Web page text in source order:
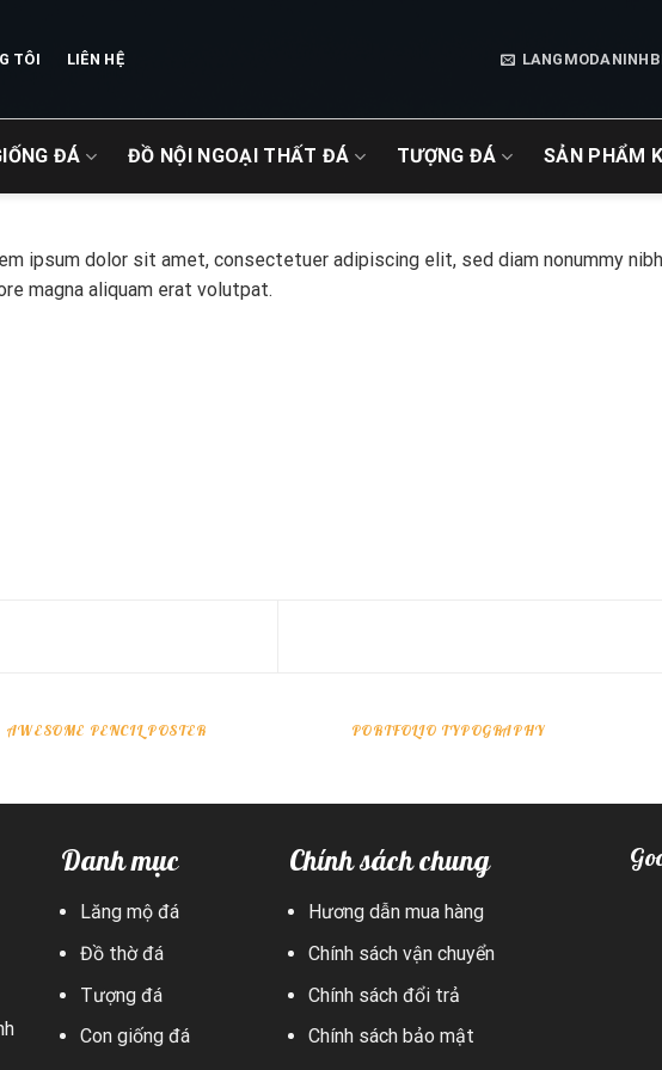
TÔI LIÊN HỆ
ĐÁ ĐỒ NỘI NGOẠI THẤT ĐÁ TƯỢNG ĐÁ SẢN PHẨM
ipsum dolor sit amet, consectetuer adipiscing elit, sed diam nonummy
magna aliquam erat volutpat.
AWESOME PENCIL POSTER PORTFOLIO TYPOGRAPHY
Danh mục
Lăng mộ đá
Đồ thờ đá
Tượng đá
Con giống đá
Chính sách chung
Hương dẫn mua hàng
Chính sách vận chuyển
Chính sách đổi trả
Chính sách bảo mật